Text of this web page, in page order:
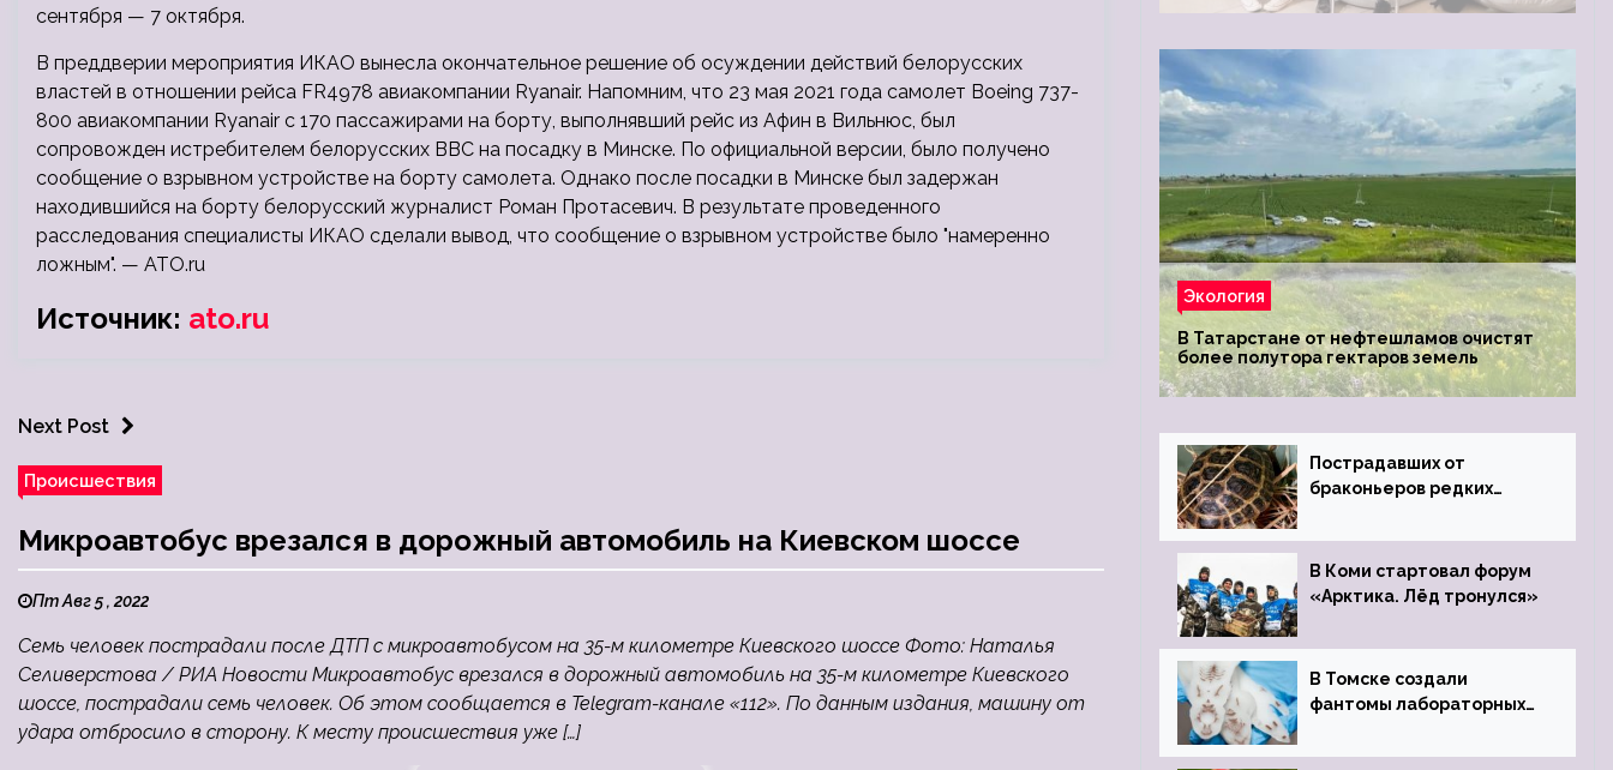
сентября — 7 октября.
В преддверии мероприятия ИКАО вынесла окончательное решение об осуждении действий белорусских
властей в отношении рейса FR4978 авиакомпании Ryanair. Напомним, что 23 мая 2021 года самолет Boeing 737-
800 авиакомпании Ryanair с 170 пассажирами на борту, выполнявший рейс из Афин в Вильнюс, был
сопровожден истребителем белорусских ВВС на посадку в Минске. По официальной версии, было получено
сообщение о взрывном устройстве на борту самолета. Однако после посадки в Минске был задержан
находившийся на борту белорусский журналист Роман Протасевич. В результате проведенного
расследования специалисты ИКАО сделали вывод, что сообщение о взрывном устройстве было "намеренно
ложным". — ATO.ru
Источник: ato.ru
Next Post
Происшествия
Микроавтобус врезался в дорожный автомобиль на Киевском шоссе
Пт Авг 5 , 2022
Семь человек пострадали после ДТП с микроавтобусом на 35-м километре Киевского шоссе Фото: Наталья
Селиверстова / РИА Новости Микроавтобус врезался в дорожный автомобиль на 35-м километре Киевского
шоссе, пострадали семь человек. Об этом сообщается в Telegram-канале «112». По данным издания, машину от
удара отбросило в сторону. К месту происшествия уже […]
Экология
В Татарстане от нефтешламов очистят
более полутора гектаров земель
Пострадавших от
браконьеров редких
Ростовский зоопарк
В Коми стартовал форум
«Арктика. Лёд тронулся»
В Томске создали
фантомы лабораторных